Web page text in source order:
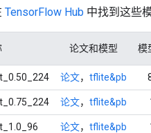
TensorFlow Hub 中找到这些
论文和模型 模
论文， tflite&pb
论文， tflite&pb
论文， tflite&pb